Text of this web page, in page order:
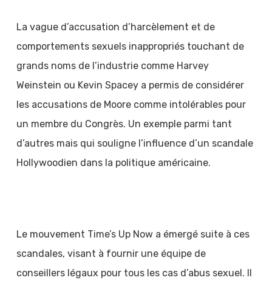
La vague d’accusation d’harcèlement et de
comportements sexuels inappropriés touchant de
grands noms de l’industrie comme Harvey
Weinstein ou Kevin Spacey a permis de considérer
les accusations de Moore comme intolérables pour
un membre du Congrès. Un exemple parmi tant
d’autres mais qui souligne l’influence d’un scandale
Hollywoodien dans la politique américaine.
Le mouvement Time’s Up Now a émergé suite à ces
scandales, visant à fournir une équipe de
conseillers légaux pour tous les cas d’abus sexuel. Il